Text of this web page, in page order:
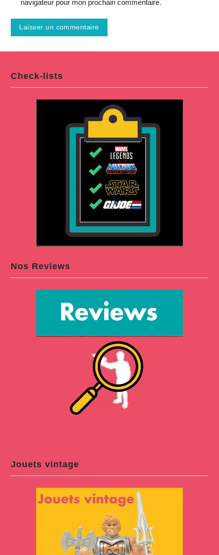
navigateur pour mon prochain commentaire.
Check-lists
Nos Reviews
Jouets vintage